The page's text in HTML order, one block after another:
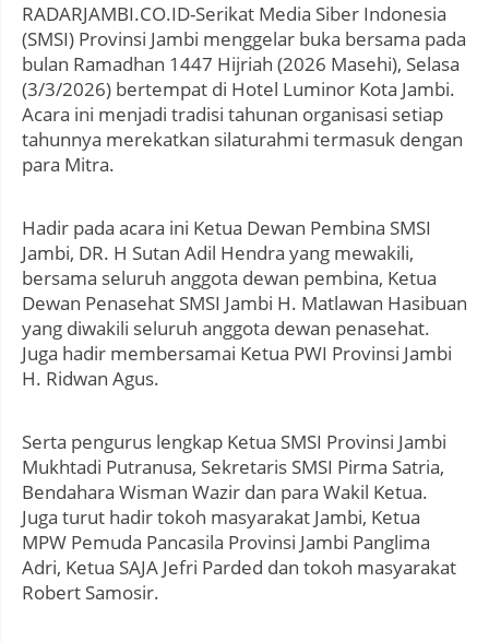
RADARJAMBI.CO.ID-Serikat Media Siber Indonesia
(SMSI) Provinsi Jambi menggelar buka bersama pada
bulan Ramadhan 1447 Hijriah (2026 Masehi), Selasa
(3/3/2026) bertempat di Hotel Luminor Kota Jambi.
Acara ini menjadi tradisi tahunan organisasi setiap
tahunnya merekatkan silaturahmi termasuk dengan
para Mitra.
Hadir pada acara ini Ketua Dewan Pembina SMSI
Jambi, DR. H Sutan Adil Hendra yang mewakili,
bersama seluruh anggota dewan pembina, Ketua
Dewan Penasehat SMSI Jambi H. Matlawan Hasibuan
yang diwakili seluruh anggota dewan penasehat.
Juga hadir membersamai Ketua PWI Provinsi Jambi
H. Ridwan Agus.
Serta pengurus lengkap Ketua SMSI Provinsi Jambi
Mukhtadi Putranusa, Sekretaris SMSI Pirma Satria,
Bendahara Wisman Wazir dan para Wakil Ketua.
Juga turut hadir tokoh masyarakat Jambi, Ketua
MPW Pemuda Pancasila Provinsi Jambi Panglima
Adri, Ketua SAJA Jefri Parded dan tokoh masyarakat
Robert Samosir.